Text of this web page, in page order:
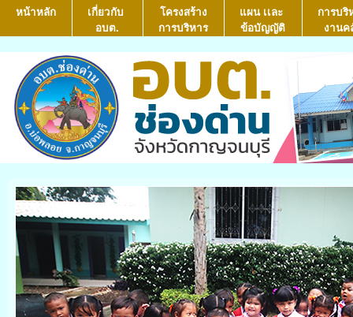
หน้าหลัก
เกี่ยวกับ
อบต.
โครงสร้าง
การบริหาร
แผน เเละ
ข้อบัญญัติ
การบริ
งานค